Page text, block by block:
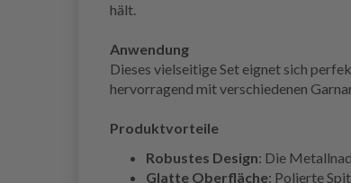
hält.
Anwendung
Dieses vielseitige Set eignet sich
hervorragend mit verschiedenen
Produktvorteile
Robustes Design: Die
Glatte Oberfläche: Polierte